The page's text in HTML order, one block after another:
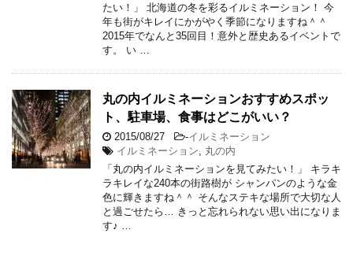
たい！」 北海道の冬を彩るイルミネーション！ 今
年も街がキレイにかがやく季節になりますね＾＾
2015年でなんと35回目！意外と歴史あるイベントで
す。 い …
丸の内イルミネーションおすすめスポッ
ト、駐車場、食事はどこがいい？
2015/08/27 -イルミネーション
イルミネーション
丸の内
「丸の内イルミネーションを見てみたい！」 キラキ
ラキレイな240本の街路樹が シャンパンのような金
色に輝きますね＾＾ そんなステキな場所で大切な人
と過ごせたら… きっと忘れられない思い出になりま
す♪ …